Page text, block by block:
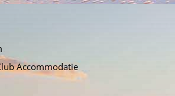
Accommodatie